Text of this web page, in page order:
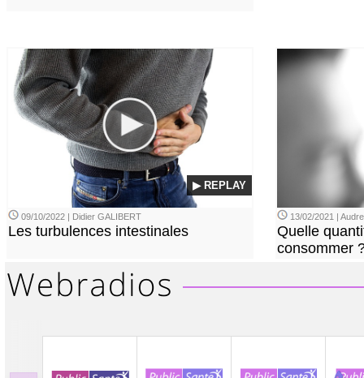
▶ REPLAY
09/10/2022 | Didier GALIBERT
Les turbulences intestinales
13/02/2021 |
Quelle
consommer